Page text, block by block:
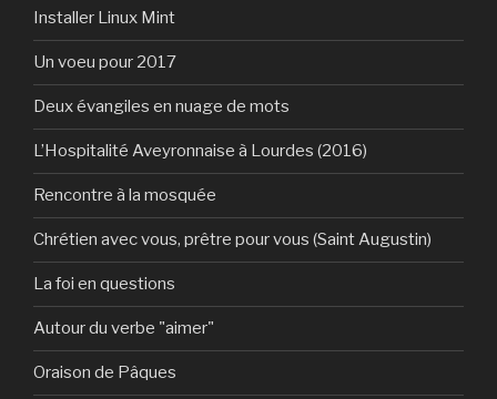
Installer Linux Mint
Un voeu pour 2017
Deux évangiles en nuage de mots
L’Hospitalité Aveyronnaise à Lourdes (2016)
Rencontre à la mosquée
Chrétien avec vous, prêtre pour vous (Saint Augustin)
La foi en questions
Autour du verbe "aimer"
Oraison de Pâques